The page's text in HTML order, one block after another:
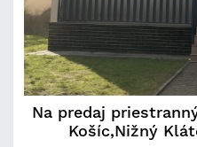
Na predaj
Košíc,Nižný